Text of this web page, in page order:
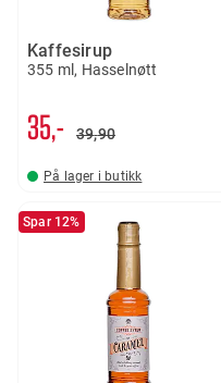
Kaffesirup
355 ml, Hasselnøtt
35,- 39 90
På lager i butikk
Spar 12%